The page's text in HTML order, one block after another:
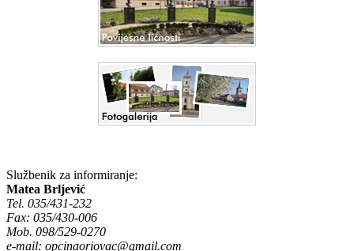
Službenik za informiranje:
Matea Brljević
Tel. 035/431-232
Fax: 035/430-006
Mob. 098/529-0270
e-mail: opcinaoriovac@gmail.com